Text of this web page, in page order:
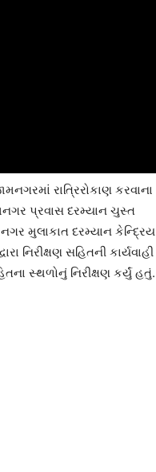
રાત્રિરોકાણ કરવાના
પ્રવાસ દરમ્યાન ચુસ્ત
મુલાકાત દરમ્યાન કેન્દ્રિય
નિરીક્ષણ સહિતની કાર્યવાહી
સ્થળોનું નિરીક્ષણ કર્યું હતું.